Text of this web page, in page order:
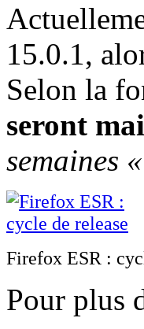
15.0.1,
Selon la
seront
semaines
Firefox ESR :
Pour plus